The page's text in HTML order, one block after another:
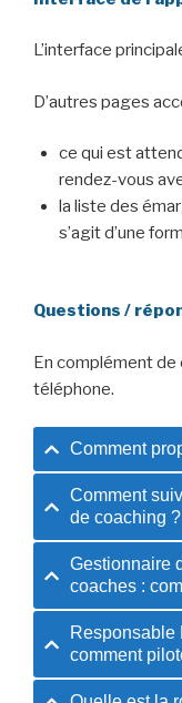
L’interface
D’autres pages
ce qui est
rendez-vous
la liste des
s’agit d’une
Questions /
En complément de
téléphone.
Comment
Comment
de coaching ?
Gestionnaire
coaches :
Responsable
comment